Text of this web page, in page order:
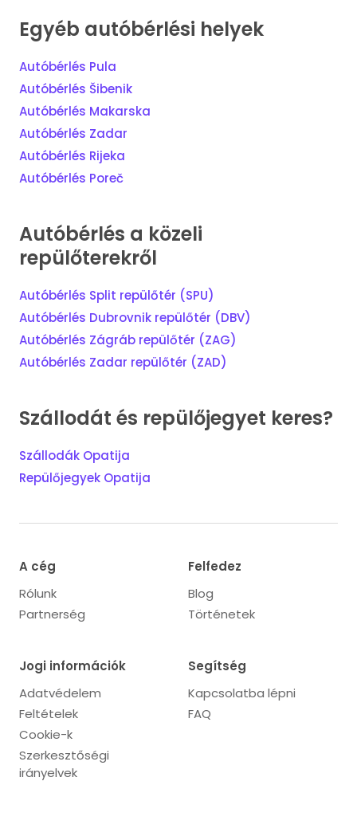
Egyéb autóbérlési helyek
Autóbérlés Pula
Autóbérlés Šibenik
Autóbérlés Makarska
Autóbérlés Zadar
Autóbérlés Rijeka
Autóbérlés Poreč
Autóbérlés a közeli
repülőterekről
Autóbérlés Split repülőtér (SPU)
Autóbérlés Dubrovnik repülőtér (DBV)
Autóbérlés Zágráb repülőtér (ZAG)
Autóbérlés Zadar repülőtér (ZAD)
Szállodát és repülőjegyet keres?
Szállodák Opatija
Repülőjegyek Opatija
A cég
Rólunk
Partnerség
Felfedez
Blog
Történetek
Jogi információk
Adatvédelem
Feltételek
Cookie-k
Szerkesztőségi
irányelvek
Segítség
Kapcsolatba lépni
FAQ